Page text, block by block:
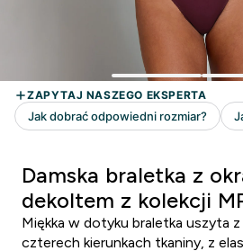
Damska braletka z
dekoltem z kolekcji
Miękka w dotyku braletka uszyta
czterech kierunkach tkaniny, z